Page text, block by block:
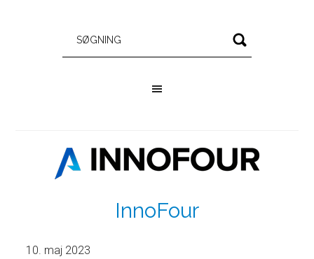
InnoFour
10. maj 2023